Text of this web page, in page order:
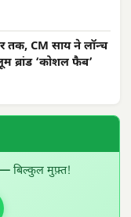
तक, CM साय ने लॉन्च
ब्रांड ‘कोशल फैब’
— बिल्कुल मुफ़्त!